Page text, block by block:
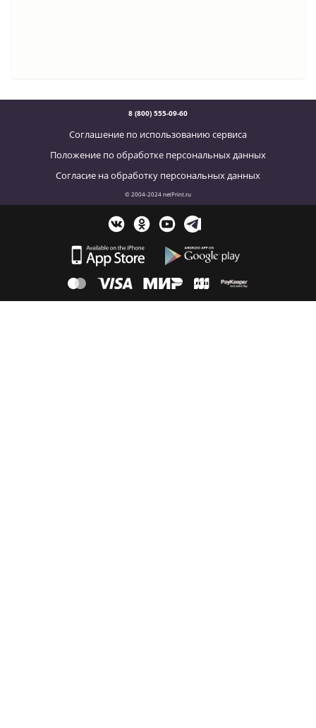
8 (800) 555-09-60
Соглашение по использованию сервиса
Положение по обработке персональных данных
Согласие на обработку персональных данных
© 2004-2024 netPrint.ru